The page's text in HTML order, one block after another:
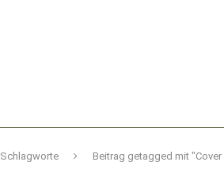
Schlagworte Beitrag getagged mit